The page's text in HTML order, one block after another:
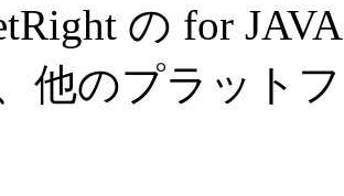
の for
他のプラット